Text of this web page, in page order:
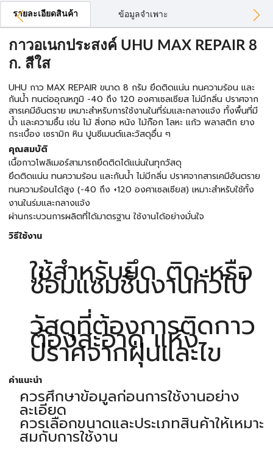
รายละเอียดสินค้า ข้อมูลจำเพาะ
กาวอเนกประสงค์ UHU MAX REPAIR 8
ก. สีใส
UHU กาว MAX REPAIR ขนาด 8 กรัม ยึดติดแน่น ทนความร้อน และ
กันน้ำ ทนต่ออุณหภูมิ -40 ถึง 120 องศาเซลเซียส ไม่มีกลิ่น ปราศจาก
สารเคมีอันตราย เหมาะสำหรับการใช้งานในที่ร่มและกลางแจ้ง ทั้งพื้นที่มี
น้ำ และความชื้น เช่น ไม้ สิ่งทอ หนัง ไม้ก๊อก โลหะ แก้ว พลาสติก ยาง
กระเบื้อง เซรามิก หิน ปูนซีเมนต์และวัสดุอื่น ๆ
คุณสมบัติ
เนื้อกาวโพลิเมอร์สามารถยึดติดได้แน่นในทุกวัสดุ
ยึดติดแน่น ทนความร้อน และกันน้ำ ไม่มีกลิ่น ปราศจากสารเคมีอันตราย
ทนความร้อนได้สูง (-40 ถึง +120 องศาเซลเซียส) เหมาะสำหรับใช้ทั้ง
งานในร่มและกลางแจ้ง
ผ่านกระบวนการผลิตที่ได้มาตรฐาน ใช้งานได้อย่างมั่นใจ
วิธีใช้งาน
ใช้สำหรับยึด ติด หรือ
ซ่อมแซมชิ้นงานทั่วไป
วัสดุที่ต้องการติดกาว
ต้องสะอาด แห้ง
ปราศจากฝุ่นและไข
คำแนะนำ
ควรศึกษาข้อมูลก่อนการใช้งานอย่าง
ละเอียด
ควรเลือกขนาดและประเภทสินค้าให้เหมาะ
สมกับการใช้งาน